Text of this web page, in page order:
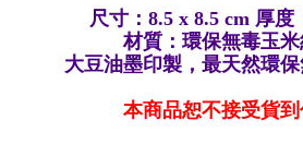
尺寸：8.5 x 8.5 cm 厚度
材質：環保無毒玉
大豆油墨印製，最天然環
本商品恕不接受貨